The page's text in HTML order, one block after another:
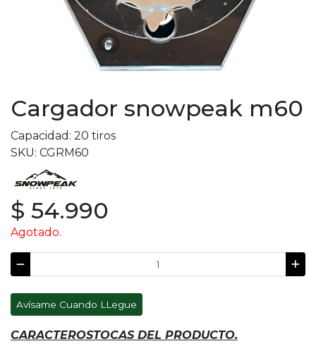
Cargador snowpeak m60
Capacidad: 20 tiros
SKU: CGRM60
$ 54.990
Agotado.
Avísame Cuando LLegue
CARACTEROSTOCAS DEL PRODUCTO.